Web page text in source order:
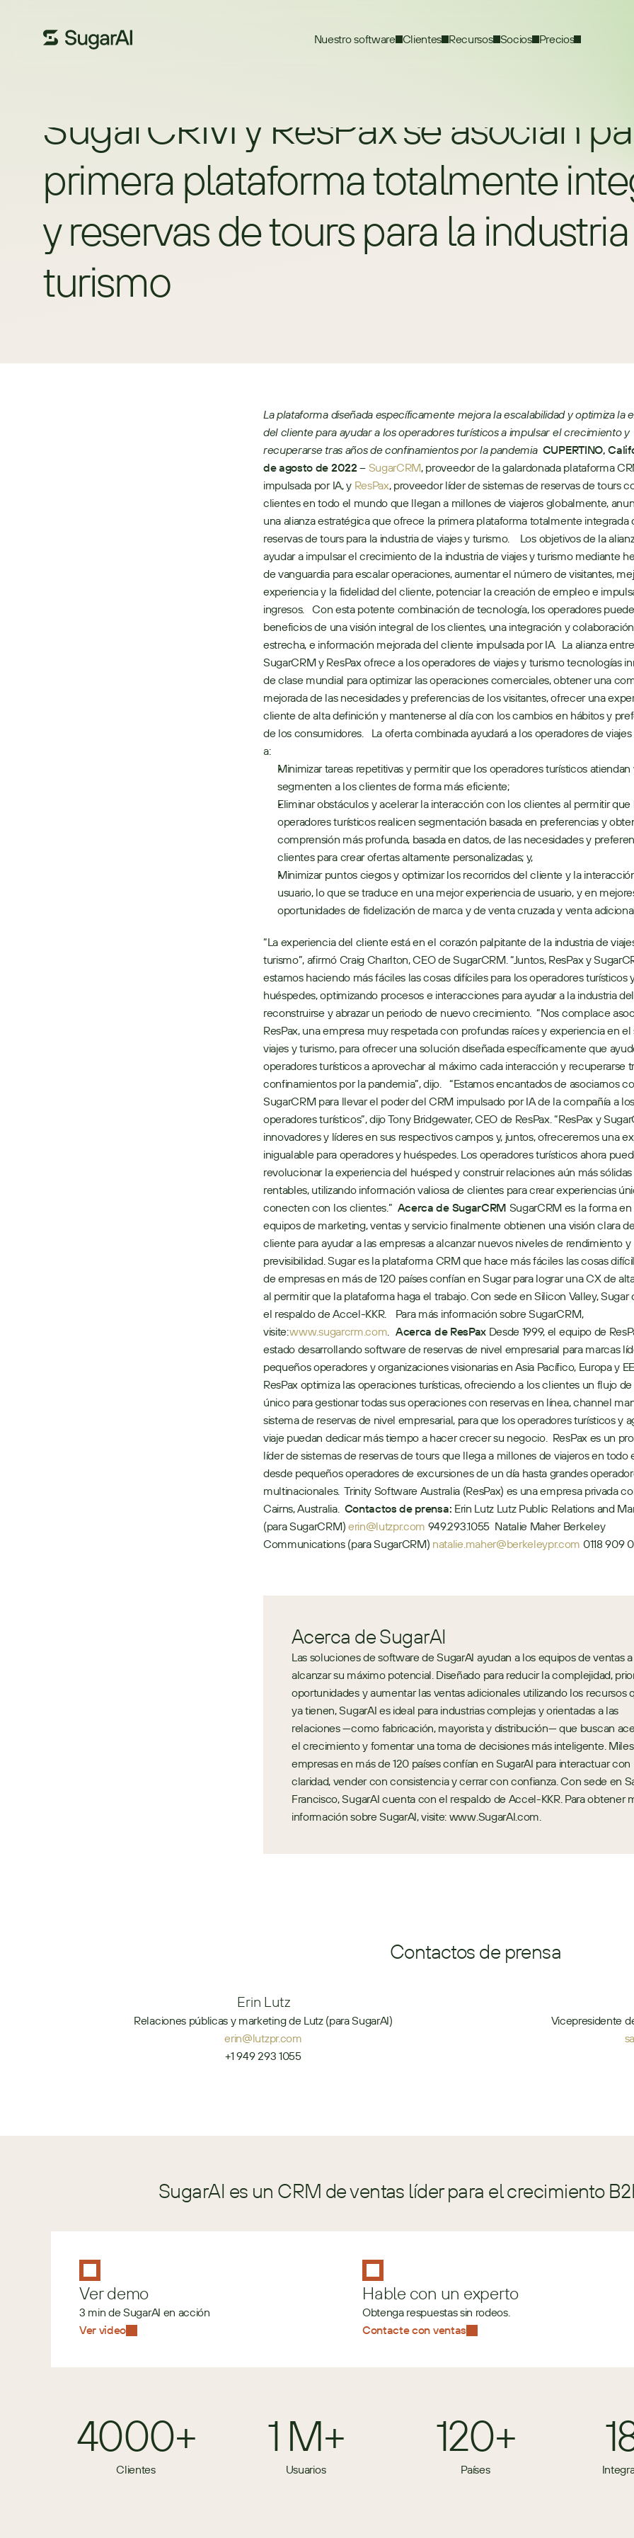
Nuestro software Clientes Recursos Socios Precios
SugarCRM y ResPax se asocian
primera plataforma totalmente
y reservas de tours para la
turismo
La plataforma diseñada específicamente mejora la escalabilidad y optimiza la
del cliente para ayudar a los operadores turísticos a impulsar el crecimiento y
recuperarse tras años de confinamientos por la pandemia CUPERTINO,
de agosto de 2022 – SugarCRM, proveedor de la galardonada plataforma
impulsada por IA, y ResPax, proveedor líder de sistemas de reservas de tours
clientes en todo el mundo que llegan a millones de viajeros globalmente,
una alianza estratégica que ofrece la primera plataforma totalmente integrada
reservas de tours para la industria de viajes y turismo.    Los objetivos de la
ayudar a impulsar el crecimiento de la industria de viajes y turismo mediante
de vanguardia para escalar operaciones, aumentar el número de visitantes,
experiencia y la fidelidad del cliente, potenciar la creación de empleo e
ingresos.   Con esta potente combinación de tecnología, los operadores
beneficios de una visión integral de los clientes, una integración y
estrecha, e información mejorada del cliente impulsada por IA.  La alianza entre
SugarCRM y ResPax ofrece a los operadores de viajes y turismo tecnologías
de clase mundial para optimizar las operaciones comerciales, obtener una
mejorada de las necesidades y preferencias de los visitantes, ofrecer una
cliente de alta definición y mantenerse al día con los cambios en hábitos y
de los consumidores.   La oferta combinada ayudará a los operadores de
a:
Minimizar tareas repetitivas y permitir que los operadores turísticos atiendan
segmenten a los clientes de forma más eficiente;
Eliminar obstáculos y acelerar la interacción con los clientes al permitir que
operadores turísticos realicen segmentación basada en preferencias y
comprensión más profunda, basada en datos, de las necesidades y
clientes para crear ofertas altamente personalizadas; y,
Minimizar puntos ciegos y optimizar los recorridos del cliente y la
usuario, lo que se traduce en una mejor experiencia de usuario, y en
oportunidades de fidelización de marca y de venta cruzada y venta
“La experiencia del cliente está en el corazón palpitante de la industria de
turismo”, afirmó Craig Charlton, CEO de SugarCRM. “Juntos, ResPax y
estamos haciendo más fáciles las cosas difíciles para los operadores turísticos
huéspedes, optimizando procesos e interacciones para ayudar a la industria
reconstruirse y abrazar un periodo de nuevo crecimiento.  “Nos complace
ResPax, una empresa muy respetada con profundas raíces y experiencia en
viajes y turismo, para ofrecer una solución diseñada específicamente que
operadores turísticos a aprovechar al máximo cada interacción y recuperarse
confinamientos por la pandemia”, dijo.   “Estamos encantados de asociarnos
SugarCRM para llevar el poder del CRM impulsado por IA de la compañía a los
operadores turísticos”, dijo Tony Bridgewater, CEO de ResPax. “ResPax y
innovadores y líderes en sus respectivos campos y, juntos, ofreceremos una
inigualable para operadores y huéspedes. Los operadores turísticos ahora
revolucionar la experiencia del huésped y construir relaciones aún más
rentables, utilizando información valiosa de clientes para crear experiencias
conecten con los clientes.” Acerca de SugarCRM SugarCRM es la forma
equipos de marketing, ventas y servicio finalmente obtienen una visión clara
cliente para ayudar a las empresas a alcanzar nuevos niveles de rendimiento y
previsibilidad. Sugar es la plataforma CRM que hace más fáciles las cosas
de empresas en más de 120 países confían en Sugar para lograr una CX de
al permitir que la plataforma haga el trabajo. Con sede en Silicon Valley,
el respaldo de Accel-KKR.    Para más información sobre SugarCRM,
visite: www.sugarcrm.com. Acerca de ResPax Desde 1999, el equipo de
estado desarrollando software de reservas de nivel empresarial para marcas
pequeños operadores y organizaciones visionarias en Asia Pacífico, Europa y
ResPax optimiza las operaciones turísticas, ofreciendo a los clientes un flujo
único para gestionar todas sus operaciones con reservas en línea, channel
sistema de reservas de nivel empresarial, para que los operadores turísticos y
viaje puedan dedicar más tiempo a hacer crecer su negocio.  ResPax es un
líder de sistemas de reservas de tours que llega a millones de viajeros en todo
desde pequeños operadores de excursiones de un día hasta grandes
multinacionales.  Trinity Software Australia (ResPax) es una empresa privada
Cairns, Australia. Contactos de prensa: Erin Lutz Lutz Public Relations and
(para SugarCRM) erin@lutzpr.com 949.293.1055  Natalie Maher Berkeley
Communications (para SugarCRM) natalie.maher@berkeleypr.com 0118 909
Acerca de SugarAI
Las soluciones de software de SugarAI ayudan a los equipos de ventas a
alcanzar su máximo potencial. Diseñado para reducir la complejidad,
oportunidades y aumentar las ventas adicionales utilizando los recursos
ya tienen, SugarAI es ideal para industrias complejas y orientadas a las
relaciones —como fabricación, mayorista y distribución— que buscan
el crecimiento y fomentar una toma de decisiones más inteligente.
empresas en más de 120 países confían en SugarAI para interactuar con
claridad, vender con consistencia y cerrar con confianza. Con sede en
Francisco, SugarAI cuenta con el respaldo de Accel-KKR. Para obtener
información sobre SugarAI, visite: www.SugarAI.com.
Contactos de prensa
Erin Lutz
Relaciones públicas y marketing de Lutz (para SugarAI)
erin@lutzpr.com
+1 949 293 1055
Vicepresidente
SugarAI es un CRM de ventas líder para el crecimiento
Ver demo
3 min de SugarAI en acción
Ver video
Hable con un experto
Obtenga respuestas sin rodeos.
Contacte con ventas
4000+
Clientes
1 M+
Usuarios
120+
Países